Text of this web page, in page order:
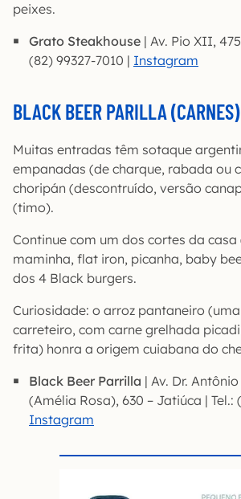
peixes.
Grato Steakhouse | Av. Pio XII,
(82) 99327-7010 | Instagram
BLACK BEER PARILLA (CARNES)
Muitas entradas têm sotaque
empanadas (de charque, rabada ou
choripán (descontruído, versão
(timo).
Continue com um dos cortes da
maminha, flat iron, picanha, baby
dos 4 Black burgers.
Curiosidade: o arroz pantaneiro
carreteiro, com carne grelhada
frita) honra a origem cuiabana do
Black Beer Parrilla | Av. Dr.
(Amélia Rosa), 630 – Jatiúca | Tel.:
Instagram